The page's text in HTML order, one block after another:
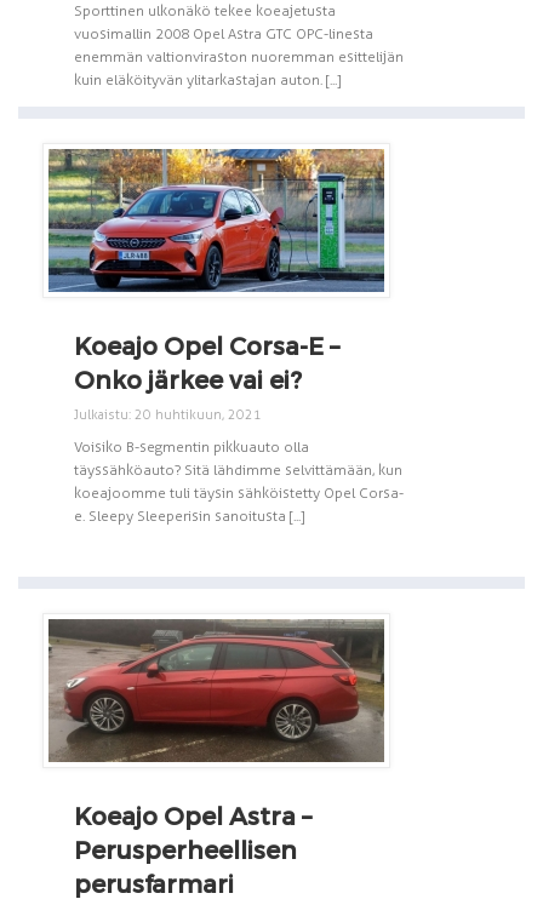
Sporttinen ulkonäkö tekee koeajetusta
vuosimallin 2008 Opel Astra GTC OPC-linesta
enemmän valtionviraston nuoremman esittelijän
kuin eläköityvän ylitarkastajan auton. [...]
Koeajo Opel Corsa-E –
Onko järkee vai ei?
Julkaistu: 20 huhtikuun, 2021
Voisiko B-segmentin pikkuauto olla
täyssähköauto? Sitä lähdimme selvittämään, kun
koeajoomme tuli täysin sähköistetty Opel Corsa-
e. Sleepy Sleeperisin sanoitusta [...]
Koeajo Opel Astra –
Perusperheellisen
perusfarmari